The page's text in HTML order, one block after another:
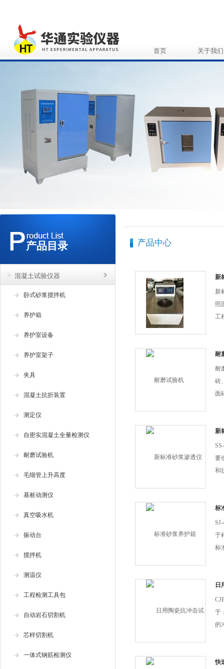
首页 关于我们
产品目录
混凝土试验仪器
卧式砂浆搅拌机
养护箱
养护室设备
养护室架子
夹具
混凝土抗折装置
测定仪
自密实混凝土全量检测仪
耐磨试验机
毛细管上升高度
基桩动测仪
真空吸水机
振动台
搅拌机
测温仪
工程检测工具包
自动岩石切割机
芯样切割机
一体式钢筋检测仪
产品中心
新
新
照
工
适
蒸
的
耐
耐
砖
面
验
新
要
和
关
部
标
于
标
作
衡
验
日
于
的
不
快